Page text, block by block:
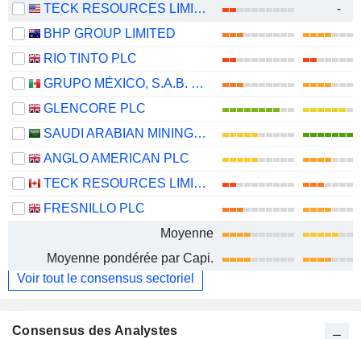
TECK RESOURCES LIMITED
-
BHP GROUP LIMITED
RIO TINTO PLC
GRUPO MÉXICO, S.A.B. DE C.V.
GLENCORE PLC
SAUDI ARABIAN MINING COMPANY (MAADEN)
ANGLO AMERICAN PLC
TECK RESOURCES LIMITED
FRESNILLO PLC
Moyenne
Moyenne pondérée par Capi.
Voir tout le consensus sectoriel
Consensus des Analystes